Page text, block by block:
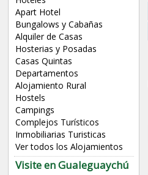
Apart Hotel
Bungalows y Cabañas
Alquiler de Casas
Hosterias y Posadas
Casas Quintas
Departamentos
Alojamiento Rural
Hostels
Campings
Complejos Turísticos
Inmobiliarias Turisticas
Ver todos los Alojamientos
Visite en Gualeguaychú